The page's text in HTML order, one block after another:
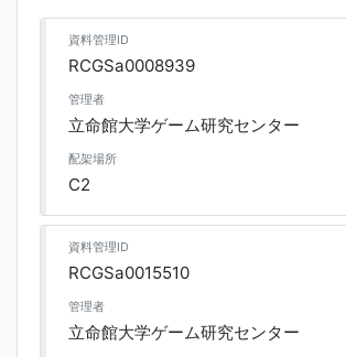
資料管理ID
RCGSa0008939
管理者
立命館大学ゲーム研究センター
配架場所
C2
資料管理ID
RCGSa0015510
管理者
立命館大学ゲーム研究センター